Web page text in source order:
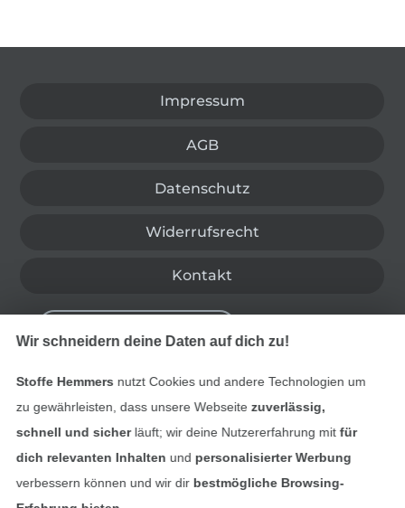
Impressum
AGB
Datenschutz
Widerrufsrecht
Kontakt
Finde mehr Inspiration
Wir schneidern deine Daten auf dich zu!
Stoffe Hemmers nutzt Cookies und andere Technologien um
zu gewährleisten, dass unsere Webseite zuverlässig,
schnell und sicherläuft; wir deine Nutzererfahrung mitfür
dich relevanten Inhalten und personalisierter Werbung
verbessern können und wir dir bestmögliche Browsing-